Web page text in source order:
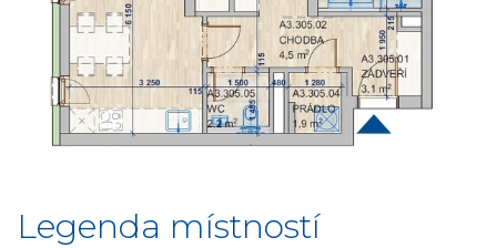
Legenda místností